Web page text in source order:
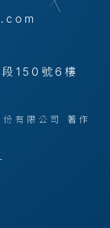
150號6樓
有限公司 著作